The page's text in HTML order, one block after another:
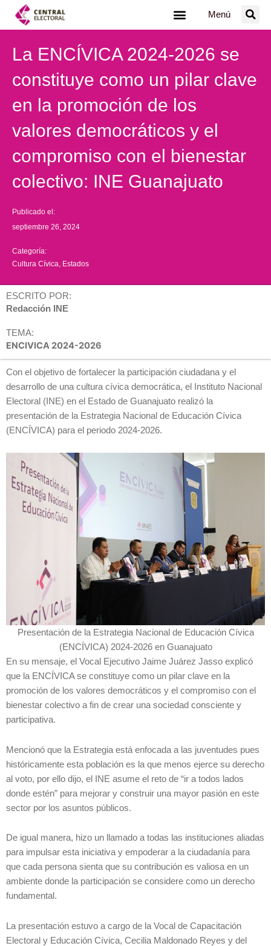
Menú
La ENCÍVICA 2024-2026 se
constituye como un pilar clave
en la promoción de los
valores democráticos y el
compromiso con el bienestar
colectivo: INE Guanajuato
Publicado el:
septiembre 26, 2024
Categoría:
Cultura Cívica Estados
ESCRITO POR:
Redacción INE
TEMA:
ENCIVICA 2024-2026
Con el objetivo de fortalecer la participación ciudadana y el
desarrollo de una cultura cívica democrática, el Instituto Nacional
Electoral (INE) en el Estado de Guanajuato realizó la
presentación de la Estrategia Nacional de Educación Cívica
(ENCÍVICA) para el periodo 2024-2026.
Presentación de la Estrategia Nacional de Educación Cívica
(ENCÍVICA) 2024-2026 en Guanajuato
En su mensaje, el Vocal Ejecutivo Jaime Juárez Jasso explicó
que la ENCÍVICA se constituye como un pilar clave en la
promoción de los valores democráticos y el compromiso con el
bienestar colectivo a fin de crear una sociedad consciente y
participativa.
Mencionó que la Estrategia está enfocada a las juventudes pues
históricamente esta población es la que menos ejerce su derecho
al voto, por ello dijo, el INE asume el reto de “ir a todos lados
donde estén” para mejorar y construir una mayor pasión en este
sector por los asuntos públicos.
De igual manera, hizo un llamado a todas las instituciones aliadas
para impulsar esta iniciativa y empoderar a la ciudadanía para
que cada persona sienta que su contribución es valiosa en un
ambiente donde la participación se considere como un derecho
fundamental.
La presentación estuvo a cargo de la Vocal de Capacitación
Electoral y Educación Cívica, Cecilia Maldonado Reyes y del